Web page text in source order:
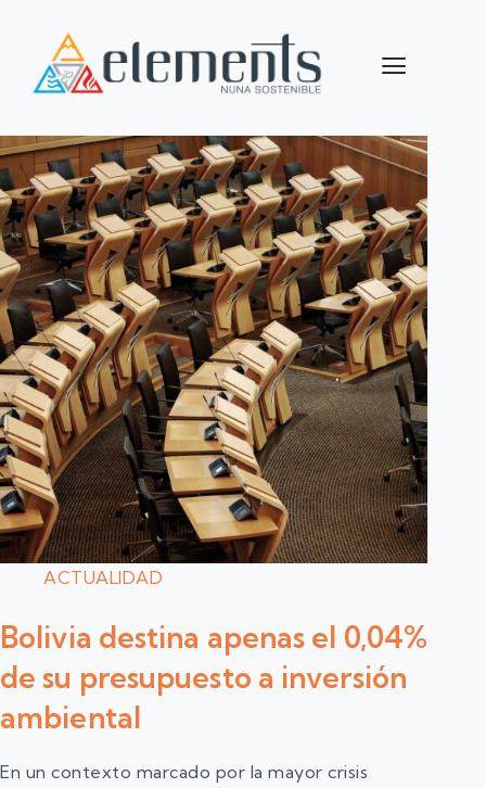
ACTUALIDAD
Bolivia destina apenas el 0,04%
de su presupuesto a inversión
ambiental
En un contexto marcado por la mayor crisis